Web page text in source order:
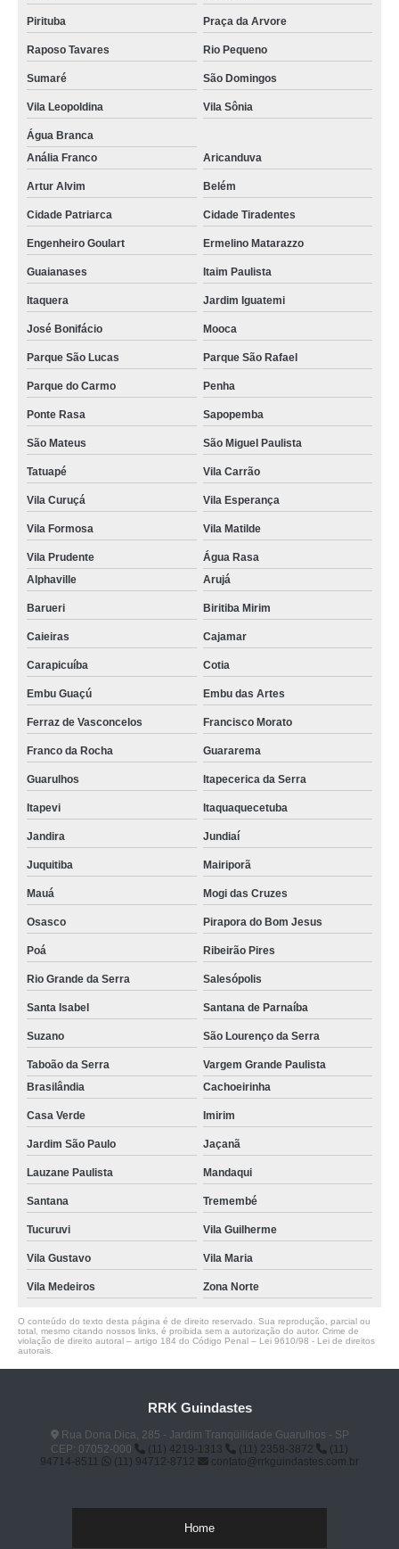
Pirituba Praça da Arvore
Raposo Tavares Rio Pequeno
Sumaré São Domingos
Vila Leopoldina Vila Sônia
Água Branca
Anália Franco
Aricanduva
Artur Alvim Belém
Cidade Patriarca Cidade Tiradentes
Engenheiro Goulart Ermelino Matarazzo
Guaianases Itaim Paulista
Itaquera Jardim Iguatemi
José Bonifácio Mooca
Parque São Lucas Parque São Rafael
Parque do Carmo Penha
Ponte Rasa Sapopemba
São Mateus São Miguel Paulista
Tatuapé Vila Carrão
Vila Curuçá Vila Esperança
Vila Formosa Vila Matilde
Vila Prudente
Água Rasa
Alphaville
Arujá
Barueri Biritiba Mirim
Caieiras Cajamar
Carapicuíba Cotia
Embu Guaçú Embu das Artes
Ferraz de Vasconcelos Francisco Morato
Franco da Rocha Guararema
Guarulhos Itapecerica da Serra
Itapevi Itaquaquecetuba
Jandira Jundiaí
Juquitiba Mairiporã
Mauá Mogi das Cruzes
Osasco Pirapora do Bom Jesus
Poá Ribeirão Pires
Rio Grande da Serra Salesópolis
Santa Isabel Santana de Parnaíba
Suzano São Lourenço da Serra
Taboão da Serra
Vargem Grande Paulista
Brasilândia
Cachoeirinha
Casa Verde Imirim
Jardim São Paulo Jaçanã
Lauzane Paulista Mandaqui
Santana Tremembé
Tucuruvi Vila Guilherme
Vila Gustavo Vila Maria
Vila Medeiros Zona Norte
O conteúdo do texto desta página é de direito reservado. Sua reprodução, parcial ou
total, mesmo citando nossos links, é proibida sem a autorização do autor. Crime de
violação de direito autoral – artigo 184 do Código Penal – Lei 9610/98 - Lei de direitos
autorais
RRK Guindastes
Rua Dona Dica, 285 - Jardim Tranqüilidade Guarulhos - SP
CEP: 07052-000
(11) 4219-1313 (11) 2358-3872
(11)
94714-8511
(11) 94712-8712 contato@rrkguindastes.com.br
Home